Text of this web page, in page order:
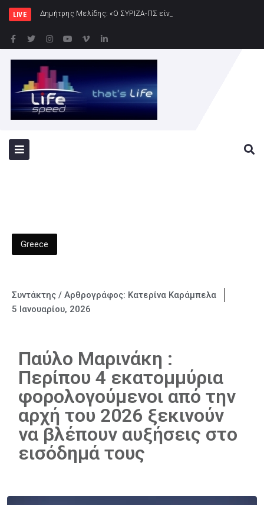
LIVE
Greece
Συντάκτης / Αρθρογράφος: Κατερίνα Καράμπελα
5 Ιανουαρίου, 2026
Παύλο Μαρινάκη :
Περίπου 4 εκατομμύρια
φορολογούμενοι από την
αρχή του 2026 ξεκινούν
να βλέπουν αυξήσεις στο
εισόδημά τους